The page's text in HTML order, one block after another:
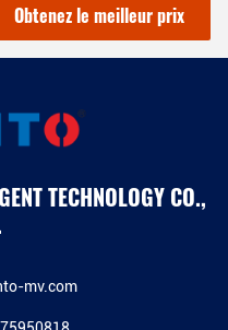
soudure 3D
Obtenez le meilleur prix
TECHNOLOGY CO.,
mv.com